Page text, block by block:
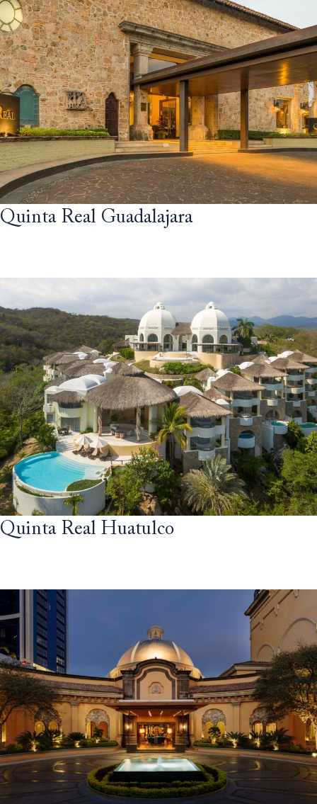
Quinta Real Guadalajara
Quinta Real Huatulco